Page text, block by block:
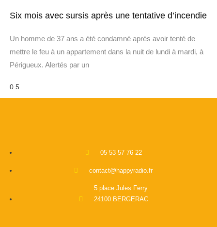
Six mois avec sursis après une tentative d’incendie
Un homme de 37 ans a été condamné après avoir tenté de
mettre le feu à un appartement dans la nuit de lundi à mardi, à
Périgueux. Alertés par un
05 53 57 76 22
contact@happyradio.fr
5 place Jules Ferry
24100 BERGERAC